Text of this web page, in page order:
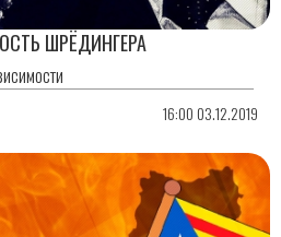
ШРЁДИНГЕРА
16:00 03.12.2019